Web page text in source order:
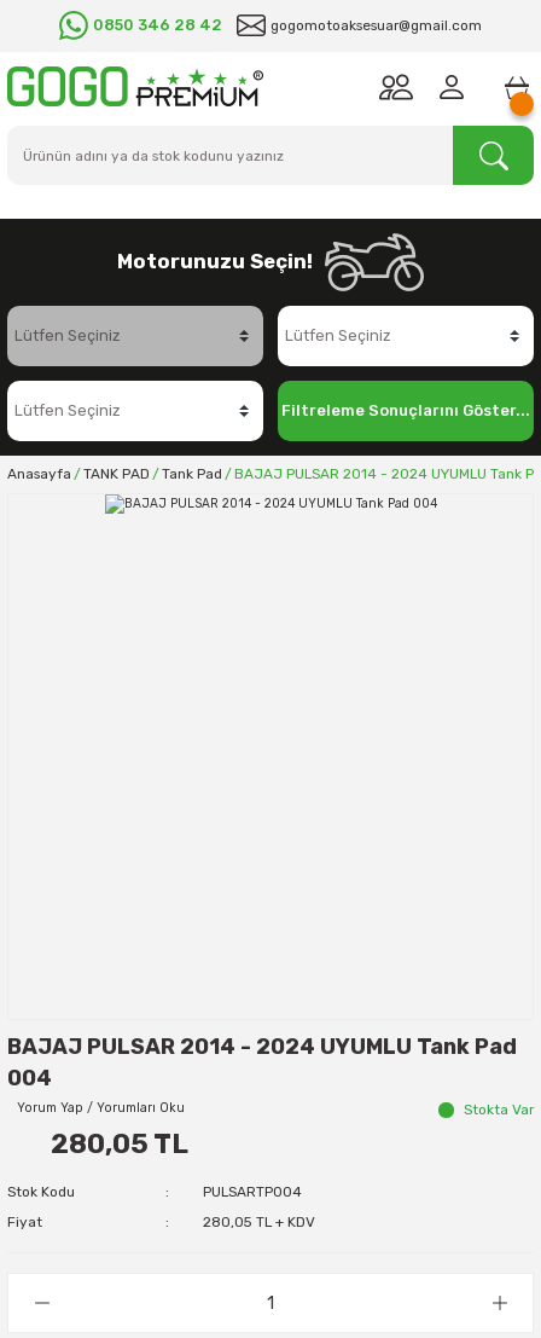
0850 346 28 42 gogomotoaksesuar@gmail.com
Motorunuzu Seçin!
Filtreleme Sonuçlarını Göster...
Anasayfa TANK PAD Tank Pad BAJAJ PULSAR 2014 - 2024 UYUMLU Tank
BAJAJ PULSAR 2014 - 2024 UYUMLU Tank Pad
004
Yorum Yap / Yorumları Oku Stokta Var
280,05 TL
Stok Kodu
PULSARTP004
Fiyat
280,05 TL + KDV